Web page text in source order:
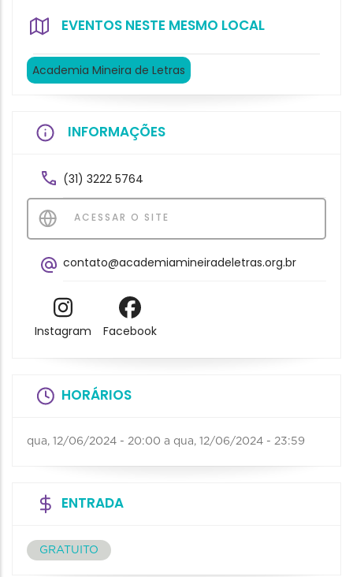
EVENTOS NESTE MESMO LOCAL
Academia Mineira de Letras
INFORMAÇÕES
(31) 3222 5764
ACESSAR O SITE
contato@academiamineiradeletras.org.br
Instagram Facebook
HORÁRIOS
qua, 12/06/2024 - 20:00 a qua, 12/06/2024 - 23:59
ENTRADA
GRATUITO